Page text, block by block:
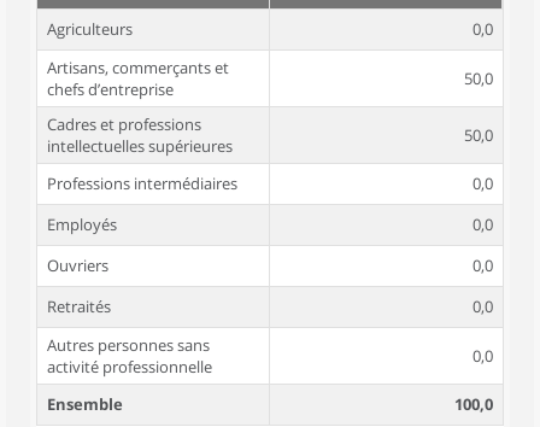
Agriculteurs
0,0
Artisans, commerçants et
chefs d’entreprise
50,0
Cadres et professions
intellectuelles supérieures
50,0
Professions intermédiaires
0,0
Employés
0,0
Ouvriers
0,0
Retraités
0,0
Autres personnes sans
activité professionnelle
0,0
Ensemble
100,0